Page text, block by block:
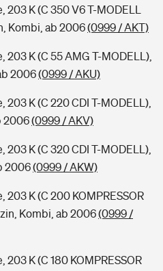
K (C 350 V6 T-MODELL
Kombi, ab 2006(0999 / AKT)
K (C 55 AMG T-MODELL),
2006(0999 / AKU)
K (C 220 CDI T-MODELL),
2006(0999 / AKV)
K (C 320 CDI T-MODELL),
2006(0999 / AKW)
K (C 200 KOMPRESSOR
Kombi, ab 2006(0999 /
K (C 180 KOMPRESSOR